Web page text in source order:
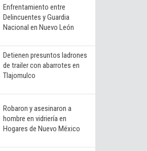
Enfrentamiento entre
Delincuentes y Guardia
Nacional en Nuevo León
Detienen presuntos ladrones
de trailer con abarrotes en
Tlajomulco
Robaron y asesinaron a
hombre en vidriería en
Hogares de Nuevo México